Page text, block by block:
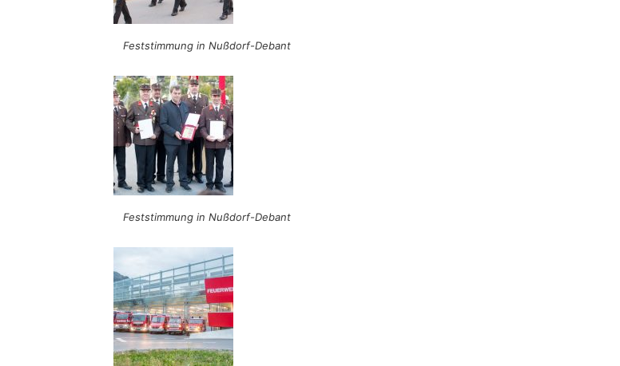
Feststimmung in Nußdorf-Debant
Feststimmung in Nußdorf-Debant